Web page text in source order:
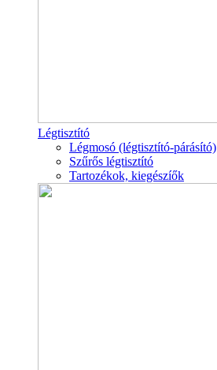
Légtisztító
Légmosó (légtisztító-párásító)
Szűrős légtisztító
Tartozékok, kiegészíők